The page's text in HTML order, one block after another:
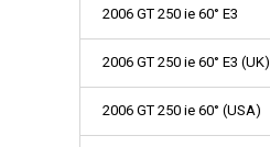
2006 GT 250 ie 60° E3
2006 GT 250 ie 60° E3 (UK)
2006 GT 250 ie 60° (USA)